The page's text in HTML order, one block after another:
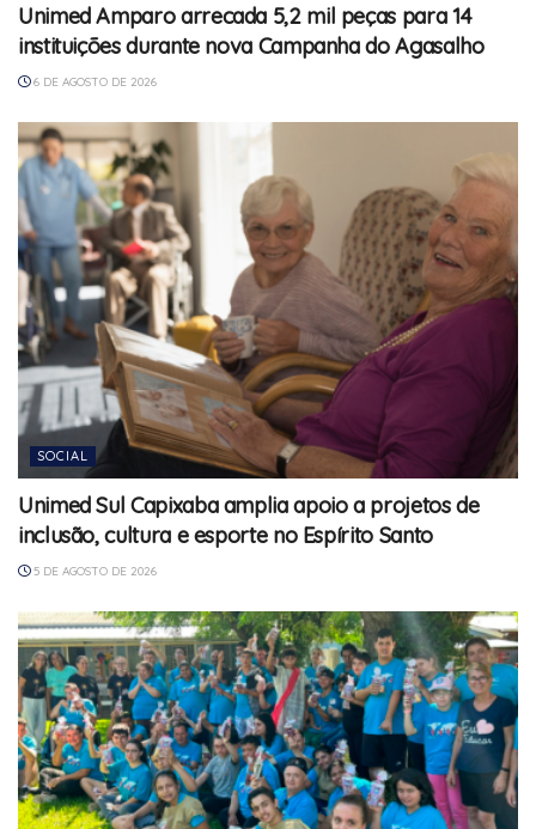
Unimed Amparo arrecada 5,2 mil peças para 14
instituições durante nova Campanha do Agasalho
6 DE AGOSTO DE 2026
SOCIAL
Unimed Sul Capixaba amplia apoio a projetos de
inclusão, cultura e esporte no Espírito Santo
5 DE AGOSTO DE 2026